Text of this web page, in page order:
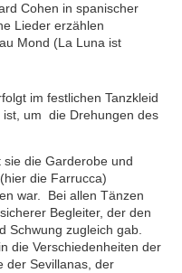
Cohen in spanischer
Lieder erzählen
Mond (La Luna ist
im festlichen Tanzkleid
um die Drehungen des
sie die Garderobe und
die Farrucca)
war. Bei allen Tänzen
Begleiter, der den
Schwung zugleich gab.
die Verschiedenheiten der
der Sevillanas, der